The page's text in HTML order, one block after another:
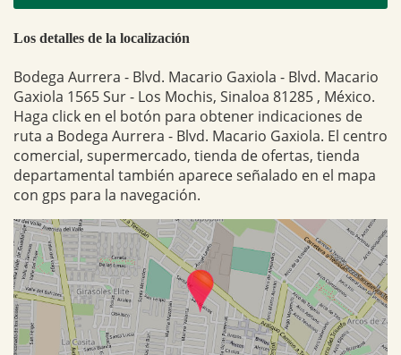
Los detalles de la localización
Bodega Aurrera - Blvd. Macario Gaxiola - Blvd. Macario
Gaxiola 1565 Sur - Los Mochis, Sinaloa 81285 , México.
Haga click en el botón para obtener indicaciones de
ruta a Bodega Aurrera - Blvd. Macario Gaxiola. El centro
comercial, supermercado, tienda de ofertas, tienda
departamental también aparece señalado en el mapa
con gps para la navegación.